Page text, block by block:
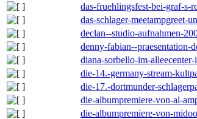
das-fruehlingsfest-bei-graf-s-
das-schlager-meetampgreet-
declan--studio-aufnahmen-
denny-fabian--praesentation-
diana-sorbello-im-
die-14.-germany-stream-
die-17.-dortmunder-
die-albumpremiere-von-al-
die-albumpremiere-von-